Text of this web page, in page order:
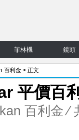
菲林機 鏡頭
百利金 > 正文
平價百
百利金⁄